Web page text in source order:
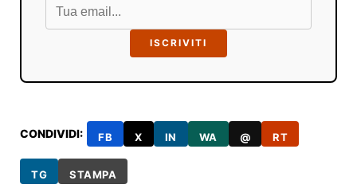
ISCRIVITI
CONDIVIDI: FB X IN WA @ RT
TG STAMPA